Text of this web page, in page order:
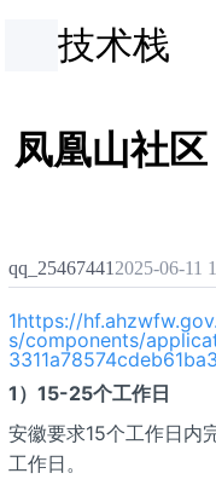
技术栈
凤凰山社
qq_25467441 2025-06-11
1https://
s/components/
1）15-25个工作日
安徽要求15个工作日内
工作日。